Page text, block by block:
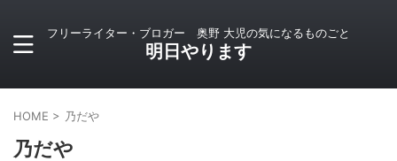
フリーライター・ブロガー 奥野 大児の気になるものごと
明日やります
HOME > 乃だや
乃だや